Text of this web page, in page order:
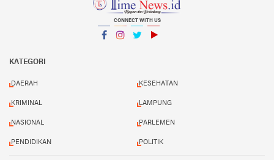
CONNECT WITH US
KATEGORI
DAERAH KESEHATAN
KRIMINAL LAMPUNG
NASIONAL PARLEMEN
PENDIDIKAN POLITIK